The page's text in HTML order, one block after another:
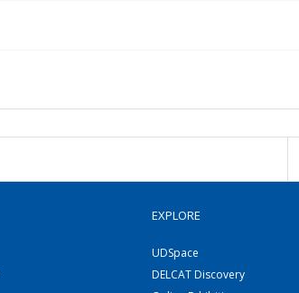
EXPLORE
UDSpace
DELCAT Discovery